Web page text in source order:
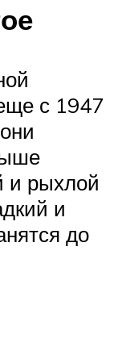
с 1947
и рыхлой
и
до